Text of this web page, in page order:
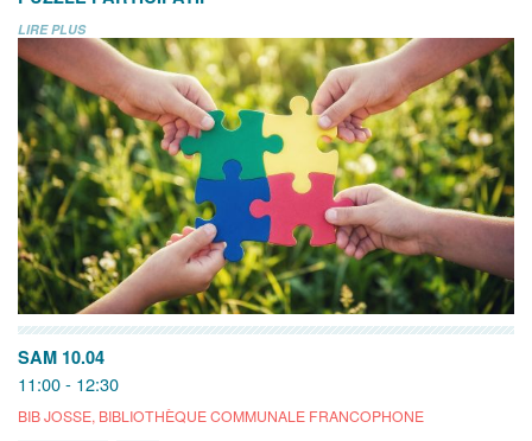
LIRE PLUS
SAM 10.04
11:00 - 12:30
BIB JOSSE, BIBLIOTHÈQUE COMMUNALE FRANCOPHONE